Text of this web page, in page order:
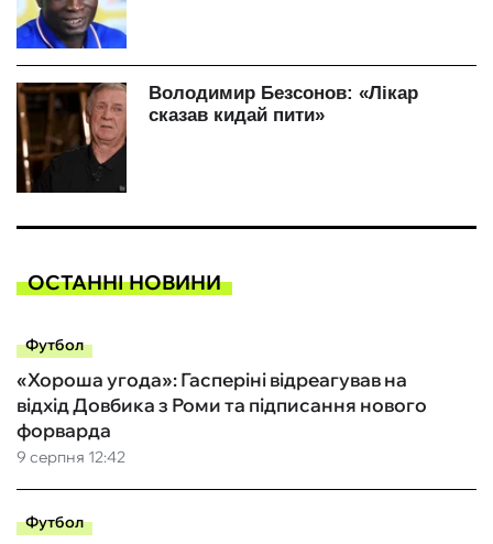
ОСТАННІ НОВИНИ
Футбол
9 серпня 12:42
«Хороша угода»: Гасперіні відреагував на
відхід Довбика з Роми та підписання нового
форварда
Футбол